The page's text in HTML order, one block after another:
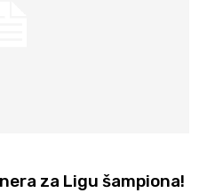
za Ligu šampiona!